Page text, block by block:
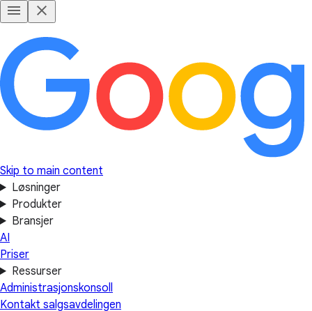
Skip to main content
Løsninger
Produkter
Bransjer
AI
Priser
Ressurser
Administrasjonskonsoll
Kontakt salgsavdelingen